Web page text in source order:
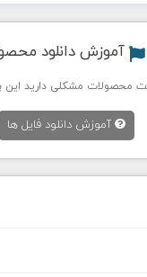
آموزش دانلود
محصولات مشکلی دارید
آموزش دانلود فایل ها